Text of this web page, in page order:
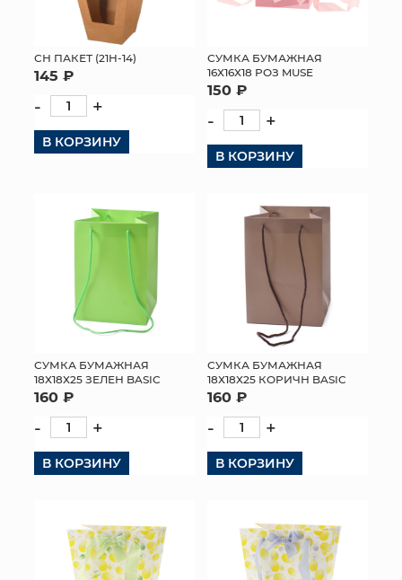
СН ПАКЕТ (21H-14)
145 ₽
- +
В КОРЗИНУ
СУМКА БУМАЖНАЯ
16Х16Х18 РОЗ MUSE
150 ₽
- +
В КОРЗИНУ
СУМКА БУМАЖНАЯ
18Х18Х25 ЗЕЛЕН BASIC
160 ₽
- +
В КОРЗИНУ
СУМКА БУМАЖНАЯ
18Х18Х25 КОРИЧН BASIC
160 ₽
- +
В КОРЗИНУ